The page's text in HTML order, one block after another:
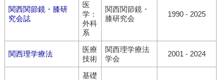
関西関節鏡・膝研
究会誌
医
学：
外科
系
関西関節鏡・
膝研究会
1990 - 2025
関西理学療法
医療
技術
関西理学療法
学会
2001 - 2024
基礎